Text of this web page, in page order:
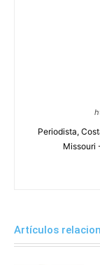
Periodista,
Missouri
Artículos